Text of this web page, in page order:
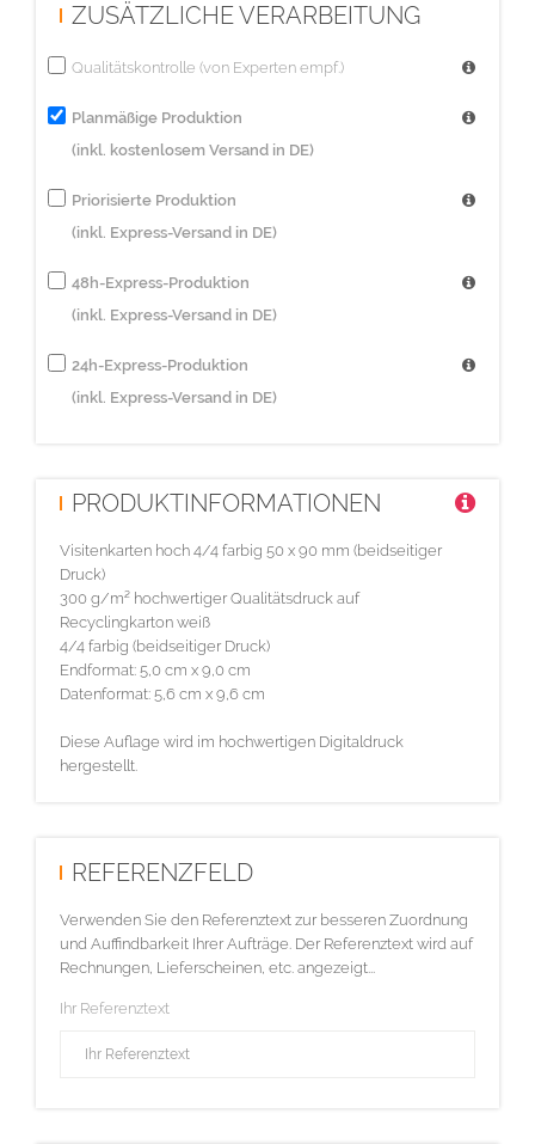
ZUSÄTZLICHE VERARBEITUNG
Qualitätskontrolle (von Experten empf.)
Planmäßige Produktion
(inkl. kostenlosem Versand in DE)
Priorisierte Produktion
(inkl. Express-Versand in DE)
48h-Express-Produktion
(inkl. Express-Versand in DE)
24h-Express-Produktion
(inkl. Express-Versand in DE)
PRODUKTINFORMATIONEN
Visitenkarten hoch 4/4 farbig 50 x 90 mm (beidseitiger
Druck)
300 g/m² hochwertiger Qualitätsdruck auf
Recyclingkarton weiß
4/4 farbig (beidseitiger Druck)
Endformat: 5,0 cm x 9,0 cm
Datenformat: 5,6 cm x 9,6 cm
Diese Auflage wird im hochwertigen Digitaldruck
hergestellt.
REFERENZFELD
Verwenden Sie den Referenztext zur besseren Zuordnung
und Auffindbarkeit Ihrer Aufträge. Der Referenztext wird auf
Rechnungen, Lieferscheinen, etc. angezeigt...
Ihr Referenztext